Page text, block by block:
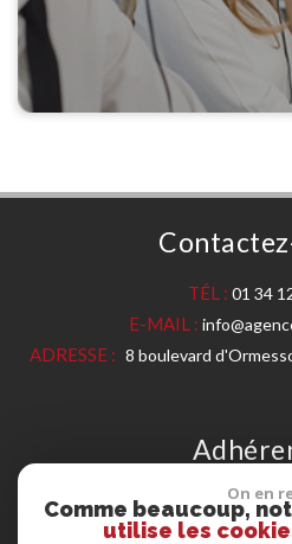
TÉL : 01 34
E-MAIL :
ADRESSE : 8 boulevard
On en
Comme beaucoup,
utilise les